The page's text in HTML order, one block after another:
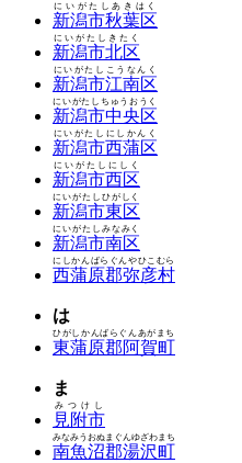
新潟市秋葉区
にいがたしあきはく
新潟市北区
にいがたしきたく
新潟市江南区
にいがたしこうなんく
新潟市中央区
にいがたしちゅうおうく
新潟市西蒲区
にいがたしにしかんく
新潟市西区
にいがたしにしく
新潟市東区
にいがたしひがしく
新潟市南区
にいがたしみなみく
西蒲原郡弥彦村
にしかんばらぐんやひこむら
は
東蒲原郡阿賀町
ひがしかんばらぐんあがまち
ま
見附市
みつけし
南魚沼郡湯沢町
みなみうおぬまぐんゆざわまち